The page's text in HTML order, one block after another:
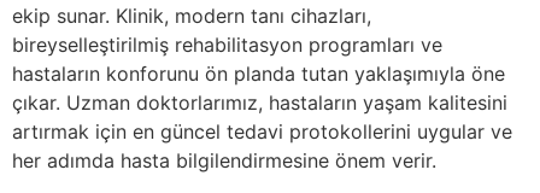
ekip sunar. Klinik, modern tanı cihazları,
bireyselleştirilmiş rehabilitasyon programları ve
hastaların konforunu ön planda tutan yaklaşımıyla öne
çıkar. Uzman doktorlarımız, hastaların yaşam kalitesini
artırmak için en güncel tedavi protokollerini uygular ve
her adımda hasta bilgilendirmesine önem verir.